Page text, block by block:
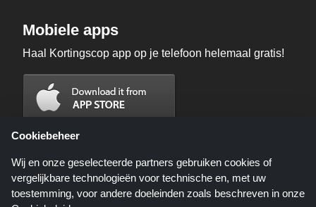
Mobiele apps
Haal Kortingscop app op je telefoon helemaal gratis!
Cookiebeheer
Wij en onze geselecteerde partners gebruiken cookies of
vergelijkbare technologieën voor technische en, met uw
toestemming, voor andere doeleinden zoals beschreven in onze